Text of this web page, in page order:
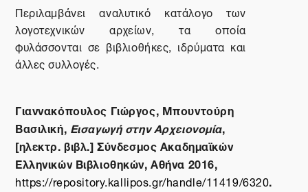
Περιλαμβάνει αναλυτικό κατάλογο των
λογοτεχνικών αρχείων, τα οποία
φυλάσσονται σε βιβλιοθήκες, ιδρύματα και
άλλες συλλογές.
Γιαννακόπουλος Γιώργος, Μπουντούρη
Βασιλική,Εισαγωγή στην Αρχειονομία,
[ηλεκτρ. βιβλ.] Σύνδεσμος Ακαδημαϊκών
Ελληνικών Βιβλιοθηκών, Αθήνα 2016,
https://repository.kallipos.gr/handle/11419/6320.